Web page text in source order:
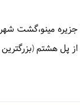
مینو،گشت
پل هشتم